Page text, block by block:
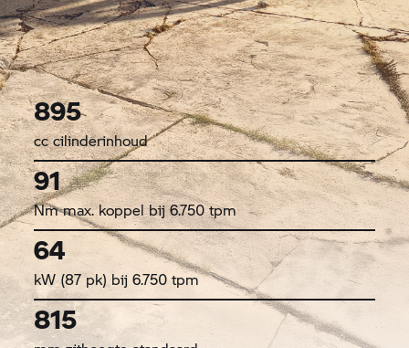
895
cc cilinderinhoud
91
Nm max. koppel bij 6.750 tpm
64
kW (87 pk) bij 6.750 tpm
815